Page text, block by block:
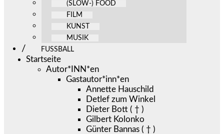
(SLOW-) FOOD
FILM
KUNST
MUSIK
FUSSBALL
Startseite
Autor*INN*en
Gastautor*inn*en
Annette Hauschild
Detlef zum Winkel
Dieter Bott ( † )
Gilbert Kolonko
Günter Bannas ( † )